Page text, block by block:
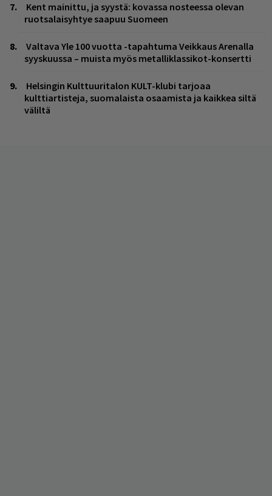
Kent mainittu, ja syystä: kovassa nosteessa olevan
ruotsalaisyhtye saapuu Suomeen
Valtava Yle 100 vuotta -tapahtuma Veikkaus Arenalla
syyskuussa – muista myös metalliklassikot-konsertti
Helsingin Kulttuuritalon KULT-klubi tarjoaa
kulttiartisteja, suomalaista osaamista ja kaikkea siltä
väliltä